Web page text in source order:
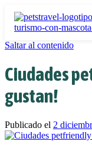
Saltar al contenido
Ciudades
gustan!
Publicado el 2